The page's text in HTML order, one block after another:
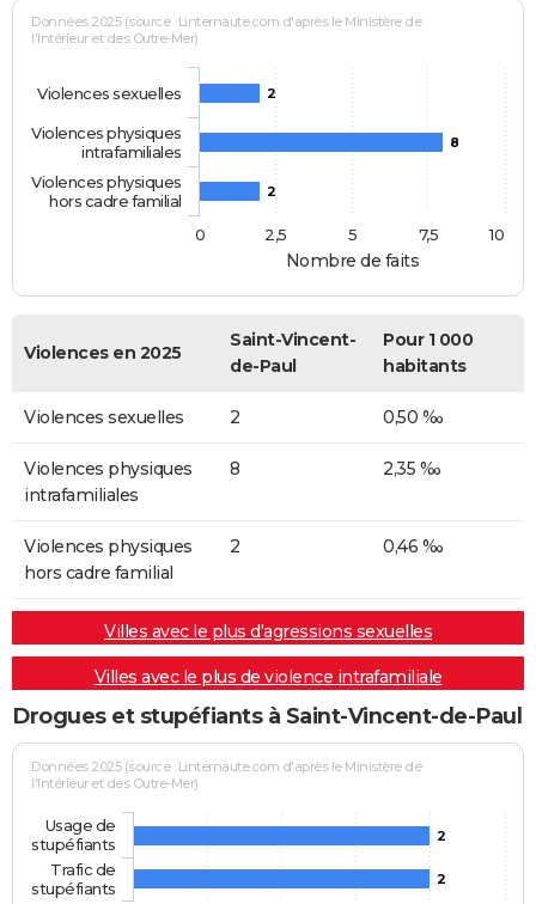
Nombre de faits
Données 2025 (source : Linternaute.com d'après le Ministère de
l'Intérieur et des Outre-Mer)
2
8
2
Violences sexuelles
Violences physiques
intrafamiliales
Violences physiques
hors cadre familial
0
10
2,5 5 7,5
Violences en 2025
Saint-Vincent-
de-Paul
Pour 1 000
habitants
Violences sexuelles 2 0,50 ‰
Violences physiques
intrafamiliales
8 2,35 ‰
Violences physiques
hors cadre familial
2 0,46 ‰
Villes avec le plus d'agressions sexuelles
Villes avec le plus de violence intrafamiliale
Drogues et stupéfiants à Saint-Vincent-de-Paul
Données 2025 (source : Linternaute.com d'après le Ministère de
l'Intérieur et des Outre-Mer)
2
2
Usage de
stupéfiants
Trafic de
stupéfiants